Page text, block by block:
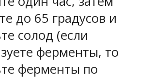
до 65 градусов и
солод (если
ферменты, то
ферменты по